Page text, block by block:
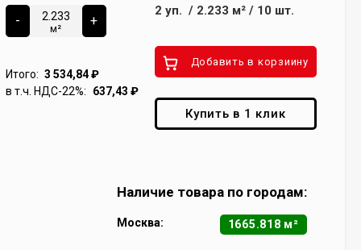
-
м²
+
Итого: 3 534,84₽
в т.ч. НДС-22%:
637,43 ₽
2 уп. / 2.233 м²/ 10 шт.
Добавить в корзиину
Купить в 1 клик
Наличие товара по городам:
Москва: 1665.818 м²